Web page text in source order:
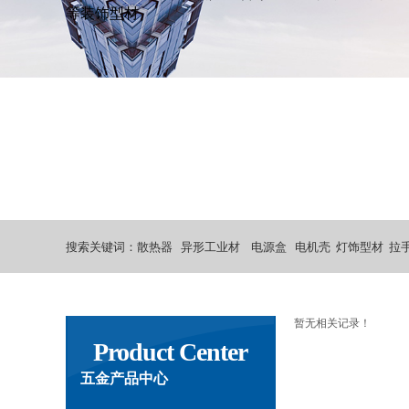
等装饰型材
搜索关键词： 散热器 异形工业材 电源盒 电机壳 灯饰型材 拉
暂无相关记录！
Product Center
五金产品中心